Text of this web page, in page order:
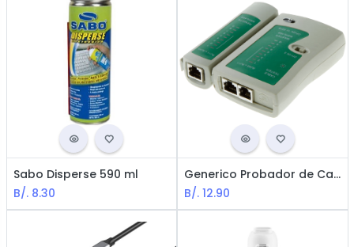
Sabo Disperse 590 ml
B/. 8.30
Generico Probador de Cables RJ11 & RJ45
B/. 12.90